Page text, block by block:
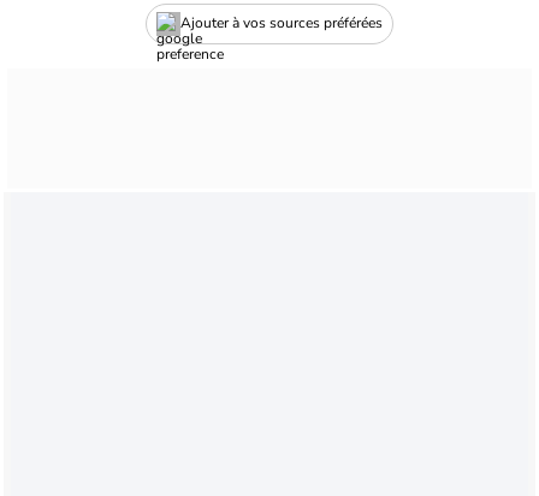
Ajouter à vos sources préférées